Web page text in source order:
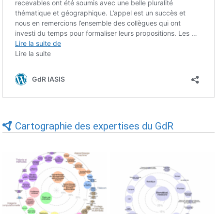
Cartographie des expertises du GdR
Expertises du GdR -
cartographie par Axes -
19/09/2025
Expertises du GdR -
cartographie par mots-clés
applicatifs - 19/09/2025